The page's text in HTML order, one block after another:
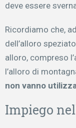
deve essere
Ricordiamo che,
dell’alloro
alloro, compreso
l’alloro di
non vanno
Impiego